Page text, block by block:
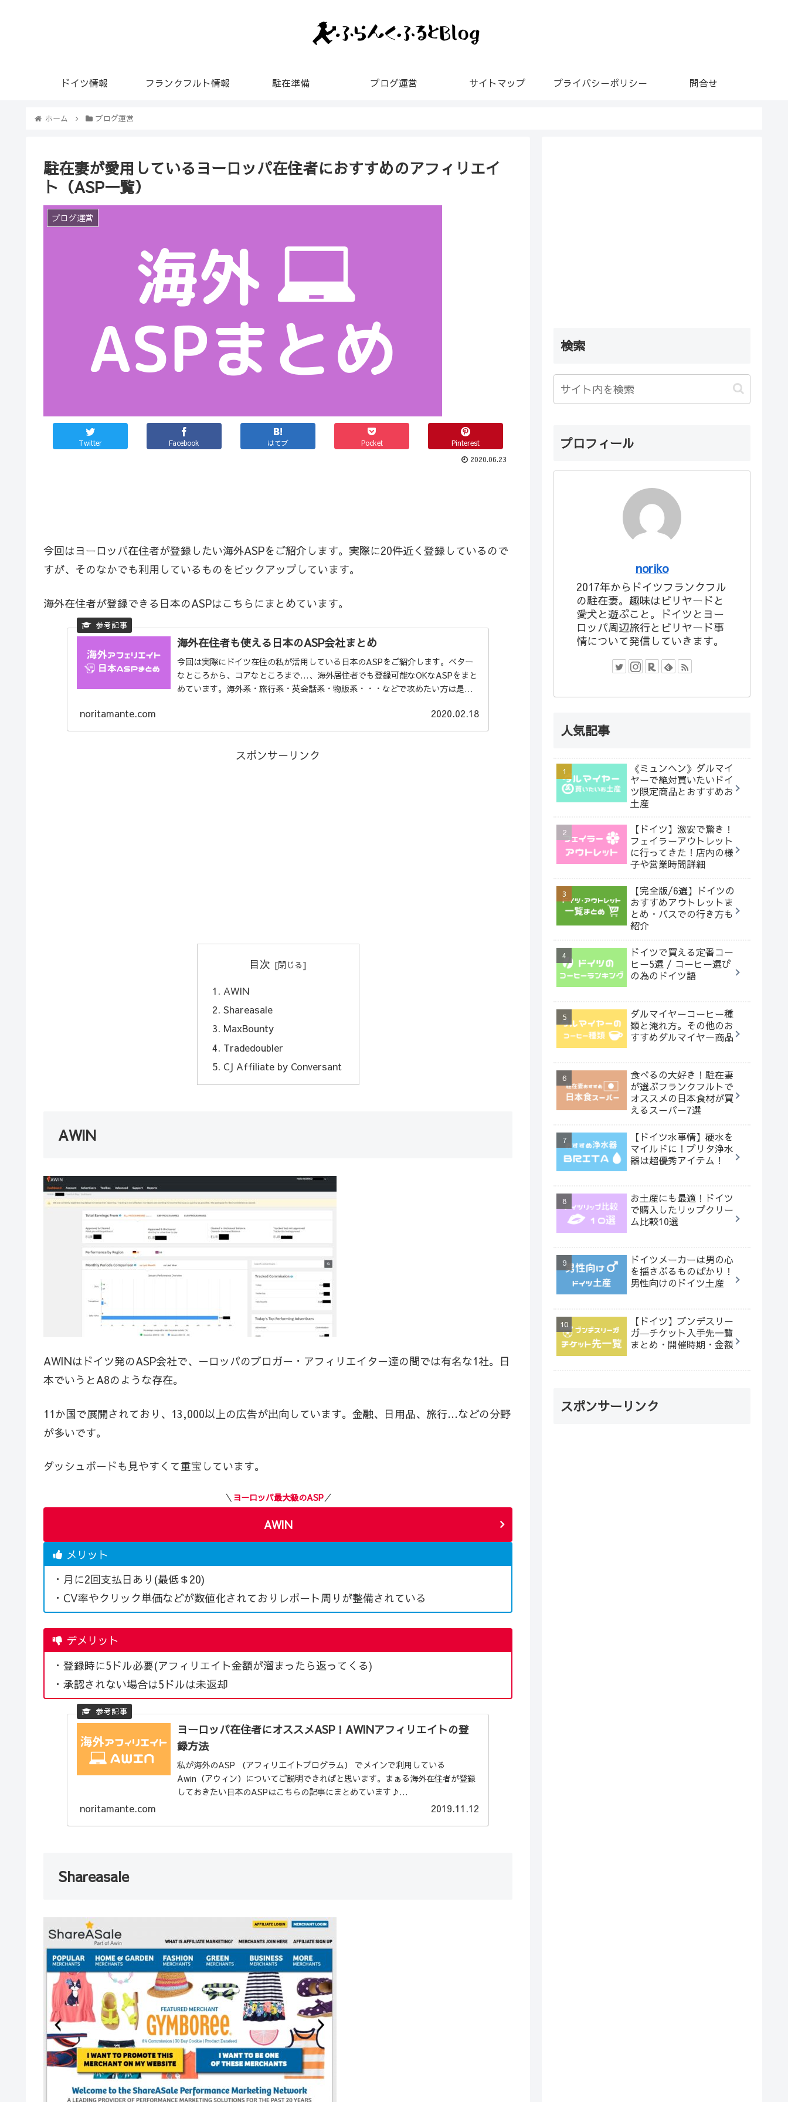
ドイツ情報 フランクフルト情報 駐在準備 ブログ運営 サイトマップ プライバシーポリシー 問合せ
ホーム ブログ運営
駐在妻が愛用しているヨーロッパ在住者におすすめのアフィリエイ
ト（ASP一覧）
ブログ運営
Twitter Facebook はてブ Pocket Pinterest
2020.06.23
今回はヨーロッパ在住者が登録したい海外ASPをご紹介します。実際に20件近く登録しているので
すが、そのなかでも利用しているものをピックアップしています。
海外在住者が登録できる日本のASPはこちらにまとめています。
海外在住者も使える日本のASP会社まとめ
今回は実際にドイツ在住の私が活用している日本のASPをご紹介します。ベター
なところから、コアなところまで…、海外居住者でも登録可能なOKなASPをまと
めています。海外系・旅行系・英会話系・物販系・・・などで攻めたい方は是
noritamante.com 2020.02.18
スポンサーリンク
目次
AWIN
Shareasale
MaxBounty
Tradedoubler
CJ Affiliate by Conversant
AWIN
AWINはドイツ発のASP会社で、ーロッパのブロガー・アフィリエイター達の間では有名な1社。日
本でいうとA8のような存在。
11か国で展開されており、13,000以上の広告が出向しています。金融、日用品、旅行…などの分野
が多いです。
ダッシュボードも見やすくて重宝しています。
＼ ヨーロッパ最大級のASP／
AWIN
メリット
・月に2回支払日あり(最低＄20)
・CV率やクリック単価などが数値化されておりレポート周りが整備されている
デメリット
・登録時に5ドル必要(アフィリエイト金額が溜まったら返ってくる)
・承認されない場合は5ドルは未返却
ヨーロッパ在住者にオススメASP！AWINアフィリエイトの登
録方法
私が海外のASP （アフィリエイトプログラム） でメインで利用している
Awin（アウィン）についてご説明できればと思います。まぁる海外在住者が登録
しておきたい日本のASPはこちらの記事にまとめています♪...
noritamante.com 2019.11.12
Shareasale
検索
プロフィール
noriko
2017年からドイツフランクフル
の駐在妻。趣味はビリヤードと
愛犬と遊ぶこと。ドイツとヨー
ロッパ周辺旅行とビリヤード事
情について発信していきます。
人気記事
《ミュンヘン》ダルマイ
ヤーで絶対買いたいドイ
ツ限定商品とおすすめお
土産
【ドイツ】激安で驚き！
フェイラーアウトレット
に行ってきた！店内の様
子や営業時間詳細
【完全版/6選】ドイツの
おすすめアウトレットま
とめ・バスでの行き方も
紹介
ドイツで買える定番コー
ヒー5選 / コーヒー選び
の為のドイツ語
ダルマイヤーコーヒー種
類と淹れ方。その他のお
すすめダルマイヤー商品
食べるの大好き！駐在妻
が選ぶフランクフルトで
オススメの日本食材が買
えるスーパー7選
【ドイツ水事情】硬水を
マイルドに！ブリタ浄水
器は超優秀アイテム！
お土産にも最適！ドイツ
で購入したリップクリー
ム比較10選
ドイツメーカーは男の心
を揺さぶるものばかり！
男性向けのドイツ土産
【ドイツ】ブンデスリー
ガ―チケット入手先一覧
まとめ・開催時期・金額
スポンサーリンク